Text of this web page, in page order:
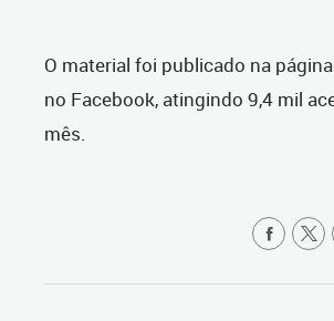
O material foi publicado na
no Facebook, atingindo 9,4 mil
mês.